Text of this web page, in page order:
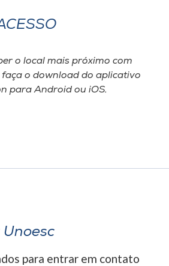
o local mais próximo com
o download do aplicativo
para Android ou iOS.
para entrar em contato